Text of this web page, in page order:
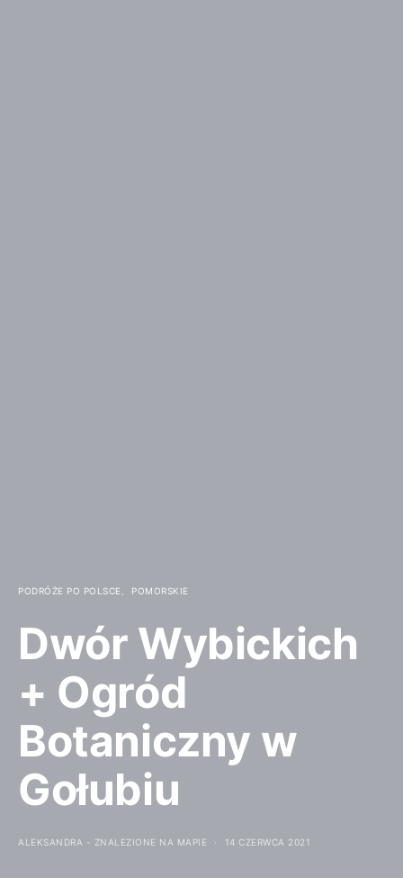
PODRÓŻE PO POLSCE POMORSKIE
Dwór Wybickich
+ Ogród
Botaniczny w
Gołubiu
ALEKSANDRA - ZNALEZIONE NA MAPIE 14 CZERWCA 2021